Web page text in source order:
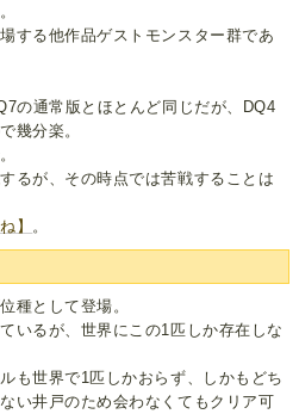
する他作品ゲストモンスター群であ
の通常版とほとんど同じだが、DQ4
幾分楽。
るが、その時点では苦戦することは
】 。
種として登場。
いるが、世界にこの1匹しか存在しな
も世界で1匹しかおらず、しかもどち
い井戸のため会わなくてもクリア可